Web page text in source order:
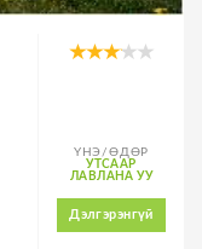
ҮНЭ/ӨДӨР
УТСААР
ЛАВЛАНА УУ
Дэлгэрэнгүй